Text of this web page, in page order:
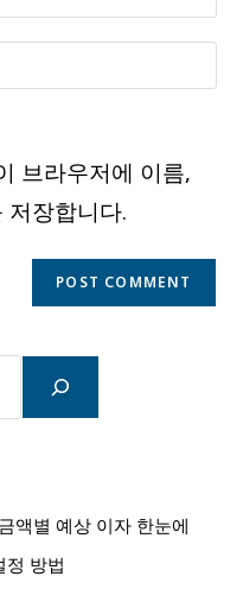
브라우저에 이름,
저장합니다.
액별 예상 이자 한눈에
방법